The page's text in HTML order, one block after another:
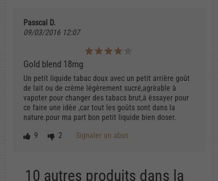
Passcal D.
09/03/2016 12:07
Gold blend 18mg
Un petit liquide tabac doux avec un petit arrière goût
de lait ou de crème légèrement sucré,agrèable à
vapoter pour changer des tabacs brut,à èssayer pour
ce faire une idèe ,car tout les goûts sont dans la
nature.pour ma part bon petit liquide bien doser.
9
2 Signaler un abus
10 autres produits dans la